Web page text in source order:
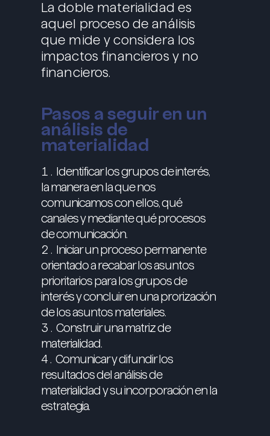
La doble materialidad es
aquel proceso de análisis
que mide y considera los
impactos financieros y no
financieros.
Pasos a seguir en un
análisis de
materialidad
Identificar los grupos de interés,
la manera en la que nos
comunicamos con ellos, qué
canales y mediante qué procesos
de comunicación.
Iniciar un proceso permanente
orientado a recabar los asuntos
prioritarios para los grupos de
interés y concluir en una prorización
de los asuntos materiales.
Construir una matriz de
materialidad.
Comunicar y difundir los
resultados del análisis de
materialidad y su incorporación en la
estrategia.